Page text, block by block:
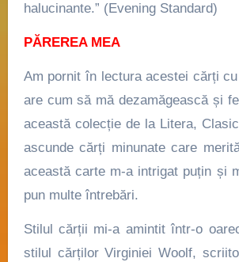
halucinante.” (Evening Standard)
PĂREREA MEA
Am pornit în lectura acestei cărți
are cum să mă dezamăgească și
această colecție de la Litera,
ascunde cărți minunate care
această carte m-a intrigat puțin și
pun multe întrebări.
Stilul cărții mi-a amintit într-o
stilul cărților Virginiei Woolf,